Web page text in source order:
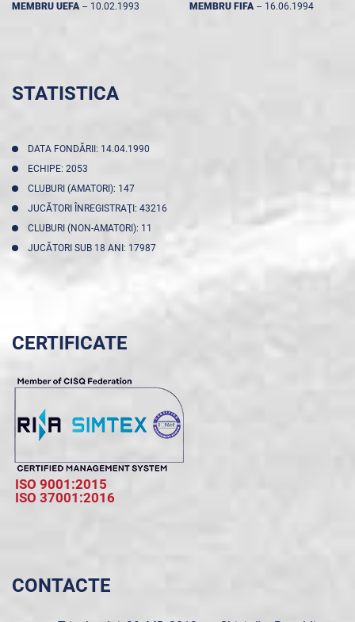
MEMBRU UEFA -- 10.02.1993 MEMBRU FIFA -- 16.06.1994
STATISTICA
DATA FONDĂRII: 14.04.1990
ECHIPE: 2053
CLUBURI (AMATORI): 147
JUCĂTORI ÎNREGISTRAŢI: 43216
CLUBURI (NON-AMATORI): 11
JUCĂTORI SUB 18 ANI: 17987
CERTIFICATE
ISO 9001:2015
ISO 37001:2016
CONTACTE